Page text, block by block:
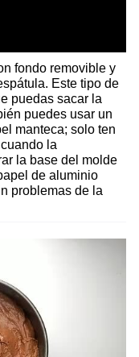
fondo removible y
Este tipo de
puedas sacar la
puedes usar un
manteca; solo ten
la
la base del molde
de aluminio
problemas de la